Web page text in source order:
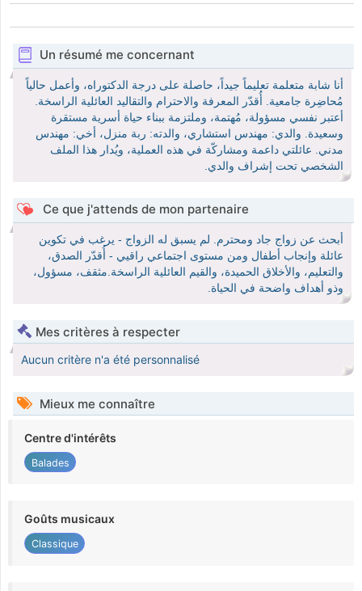
Un résumé me concernant
أنا شابة متعلمة تعليماً جيداً، حاصلة على درجة الدكتوراه، وأعمل حالياً
مُحاضِرة جامعية. أُقدّر المعرفة والاحترام والتقاليد العائلية الراسخة.
أعتبر نفسي مسؤولة، مُهتمة، وملتزمة ببناء حياة أسرية مستقرة
وسعيدة. والدي: مهندس استشاري، والدته: ربة منزل، أخي: مهندس
مدني. عائلتي داعمة ومشاركّة في هذه العملية، ويُدار هذا الملف
الشخصي تحت إشراف والدي.
Ce que j'attends de mon partenaire
أبحث عن زواج جاد ومحترم. لم يسبق له الزواج - يرغب في تكوين
عائلة وإنجاب أطفال ومن مستوى اجتماعي راقيي - أُقدّر الصدق،
والتعليم، والأخلاق الحميدة، والقيم العائلية الراسخة.مثقف، مسؤول،
وذو أهداف واضحة في الحياة.
Mes critères à respecter
Aucun critère n'a été personnalisé
Mieux me connaître
Centre d'intérêts
Balades
Goûts musicaux
Classique